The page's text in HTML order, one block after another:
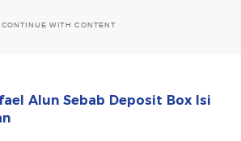
WITH CONTENT
Alun Sebab Deposit Box Isi